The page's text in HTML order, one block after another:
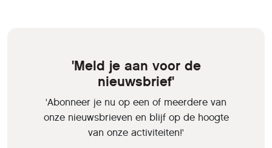
'Meld je aan voor de
nieuwsbrief'
'Abonneer je nu op een of meerdere van
onze nieuwsbrieven en blijf op de hoogte
van onze activiteiten!'